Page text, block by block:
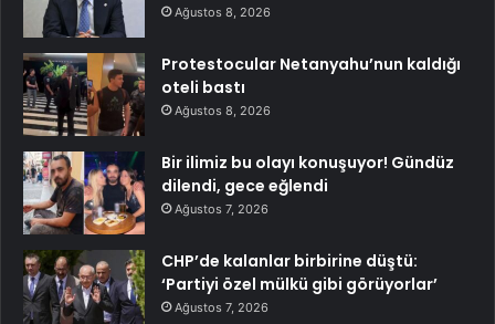
Ağustos 8, 2026
Protestocular Netanyahu’nun kaldığı
oteli bastı
Ağustos 8, 2026
Bir ilimiz bu olayı konuşuyor! Gündüz
dilendi, gece eğlendi
Ağustos 7, 2026
CHP’de kalanlar birbirine düştü:
‘Partiyi özel mülkü gibi görüyorlar’
Ağustos 7, 2026